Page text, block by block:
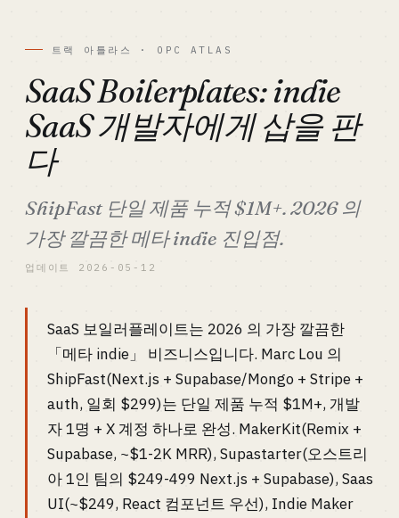
트랙 아틀라스 · OPC ATLAS
SaaS Boilerplates: indie
SaaS 개발자에게 삽을 판
다
ShipFast 단일 제품 누적 $1M+. 2026 의
가장 깔끔한 메타 indie 진입점.
업데이트 2026-05-12
SaaS 보일러플레이트는 2026 의 가장 깔끔한
「메타 indie」 비즈니스입니다. Marc Lou 의
ShipFast(Next.js + Supabase/Mongo + Stripe +
auth, 일회 $299)는 단일 제품 누적 $1M+, 개발
자 1명 + X 계정 하나로 완성. MakerKit(Remix +
Supabase, ~$1-2K MRR), Supastarter(오스트리
아 1인 팀의 $249-499 Next.js + Supabase), Saas
UI(~$249, React 컴포넌트 우선), Indie Maker